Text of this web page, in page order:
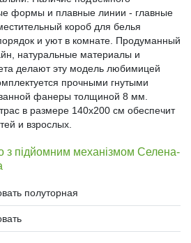
формы и плавные линии - главные
короб для белья
и уют в комнате. Продуманный
натуральные материалы и
делают эту модель любимицей
прочными гнутыми
фанеры толщиной 8 мм.
в размере 140х200 см обеспечит
и взрослых.
з підйомним механізмом Селена-
полуторная